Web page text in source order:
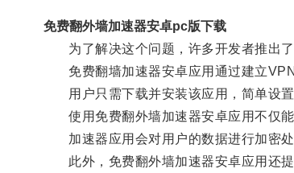
免费翻外墙加速器安卓pc版下载
为了解决这个问题，许多开发者推出了
免费翻墙加速器安卓应用通过建立VPN
用户只需下载并安装该应用，简单设置
使用免费翻外墙加速器安卓应用不仅能
加速器应用会对用户的数据进行加密处
此外，免费翻外墙加速器安卓应用还提